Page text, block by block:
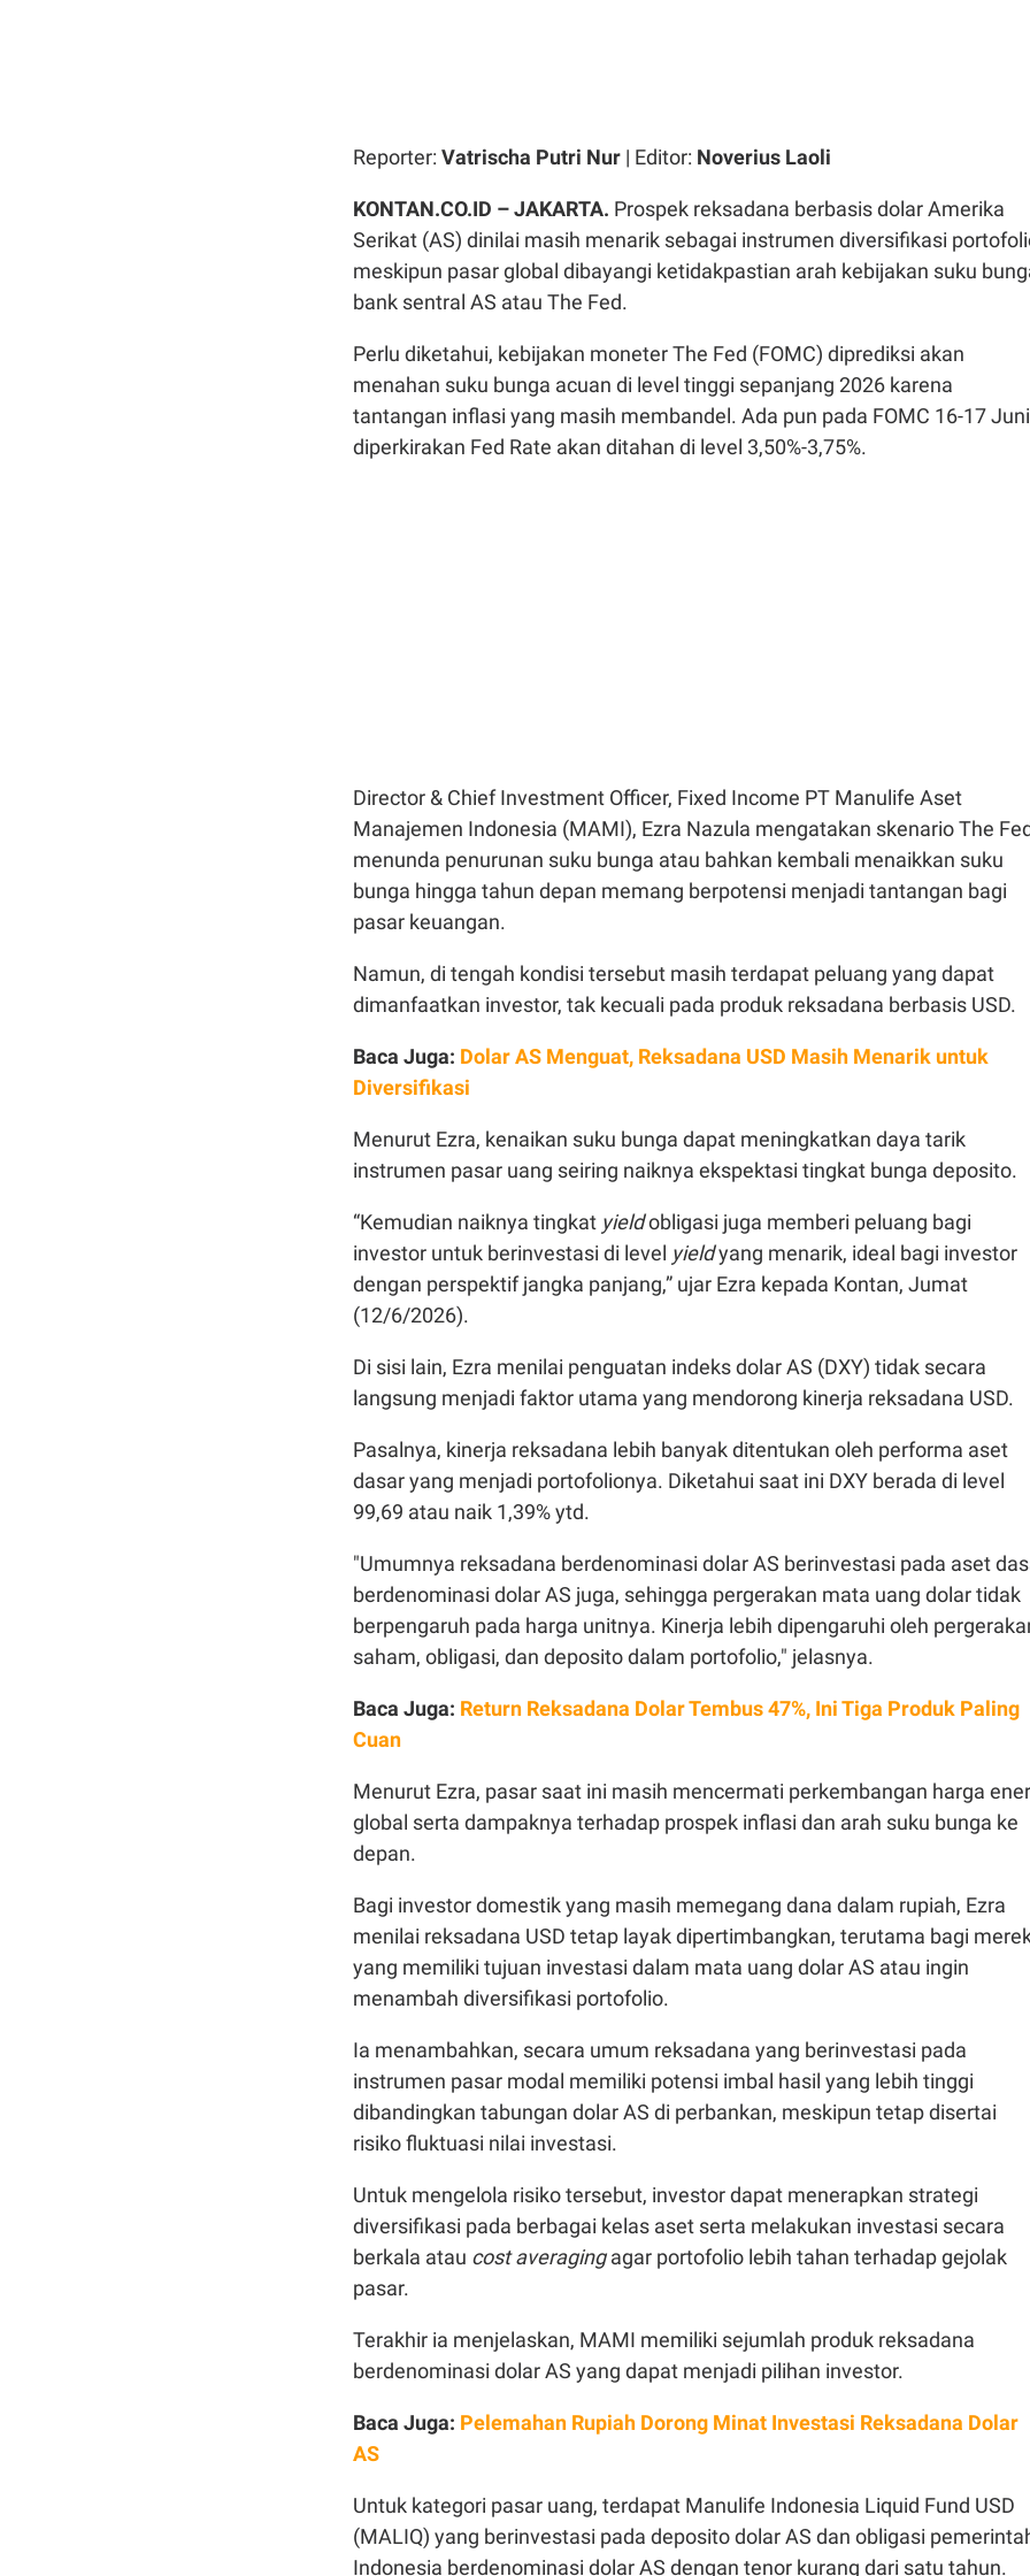
Reporter: Vatrischa Putri Nur | Editor: Noverius Laoli
KONTAN.CO.ID – JAKARTA. Prospek reksadana berbasis dolar Amerika
Serikat (AS) dinilai masih menarik sebagai instrumen diversifikasi
meskipun pasar global dibayangi ketidakpastian arah kebijakan suku
bank sentral AS atau The Fed.
Perlu diketahui, kebijakan moneter The Fed (FOMC) diprediksi akan
menahan suku bunga acuan di level tinggi sepanjang 2026 karena
tantangan inflasi yang masih membandel. Ada pun pada FOMC 16-17
diperkirakan Fed Rate akan ditahan di level 3,50%-3,75%.
Director & Chief Investment Officer, Fixed Income PT Manulife Aset
Manajemen Indonesia (MAMI), Ezra Nazula mengatakan skenario The
menunda penurunan suku bunga atau bahkan kembali menaikkan suku
bunga hingga tahun depan memang berpotensi menjadi tantangan bagi
pasar keuangan.
Namun, di tengah kondisi tersebut masih terdapat peluang yang dapat
dimanfaatkan investor, tak kecuali pada produk reksadana berbasis USD.
Baca Juga: Dolar AS Menguat, Reksadana USD Masih Menarik untuk
Diversifikasi
Menurut Ezra, kenaikan suku bunga dapat meningkatkan daya tarik
instrumen pasar uang seiring naiknya ekspektasi tingkat bunga deposito.
“Kemudian naiknya tingkat yieldobligasi juga memberi peluang bagi
investor untuk berinvestasi di level yieldyang menarik, ideal bagi investor
dengan perspektif jangka panjang,” ujar Ezra kepada Kontan, Jumat
(12/6/2026).
Di sisi lain, Ezra menilai penguatan indeks dolar AS (DXY) tidak secara
langsung menjadi faktor utama yang mendorong kinerja reksadana USD.
Pasalnya, kinerja reksadana lebih banyak ditentukan oleh performa aset
dasar yang menjadi portofolionya. Diketahui saat ini DXY berada di level
99,69 atau naik 1,39% ytd.
"Umumnya reksadana berdenominasi dolar AS berinvestasi pada aset
berdenominasi dolar AS juga, sehingga pergerakan mata uang dolar tidak
berpengaruh pada harga unitnya. Kinerja lebih dipengaruhi oleh
saham, obligasi, dan deposito dalam portofolio," jelasnya.
Baca Juga: Return Reksadana Dolar Tembus 47%, Ini Tiga Produk Paling
Cuan
Menurut Ezra, pasar saat ini masih mencermati perkembangan harga
global serta dampaknya terhadap prospek inflasi dan arah suku bunga ke
depan.
Bagi investor domestik yang masih memegang dana dalam rupiah, Ezra
menilai reksadana USD tetap layak dipertimbangkan, terutama bagi
yang memiliki tujuan investasi dalam mata uang dolar AS atau ingin
menambah diversifikasi portofolio.
Ia menambahkan, secara umum reksadana yang berinvestasi pada
instrumen pasar modal memiliki potensi imbal hasil yang lebih tinggi
dibandingkan tabungan dolar AS di perbankan, meskipun tetap disertai
risiko fluktuasi nilai investasi.
Untuk mengelola risiko tersebut, investor dapat menerapkan strategi
diversifikasi pada berbagai kelas aset serta melakukan investasi secara
berkala atau cost averagingagar portofolio lebih tahan terhadap gejolak
pasar.
Terakhir ia menjelaskan, MAMI memiliki sejumlah produk reksadana
berdenominasi dolar AS yang dapat menjadi pilihan investor.
Baca Juga: Pelemahan Rupiah Dorong Minat Investasi Reksadana Dolar
AS
Untuk kategori pasar uang, terdapat Manulife Indonesia Liquid Fund USD
(MALIQ) yang berinvestasi pada deposito dolar AS dan obligasi
Indonesia berdenominasi dolar AS dengan tenor kurang dari satu tahun.